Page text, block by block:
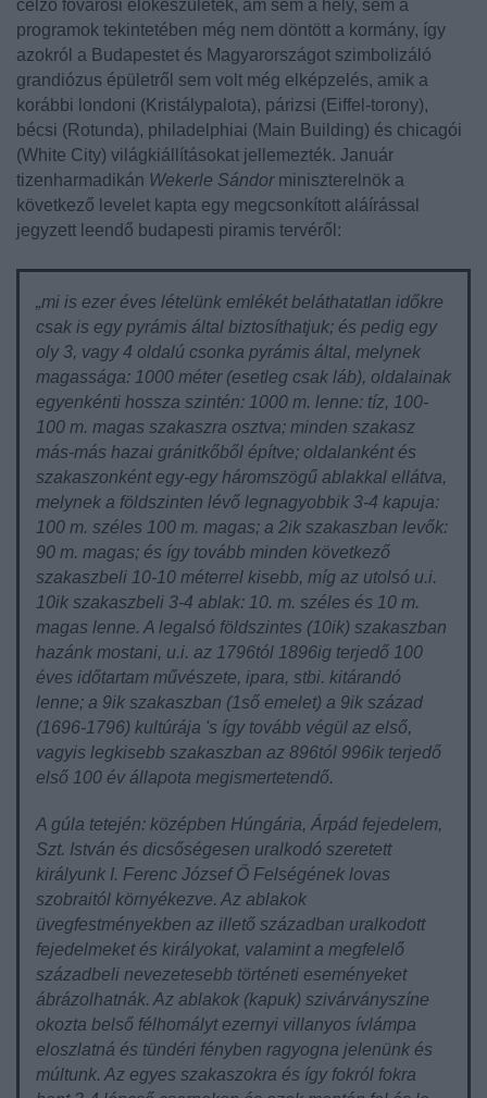
célzó fővárosi előkészületek, ám sem a hely, sem a
programok tekintetében még nem döntött a kormány, így
azokról a Budapestet és Magyarországot szimbolizáló
grandiózus épületről sem volt még elképzelés, amik a
korábbi londoni (Kristálypalota), párizsi (Eiffel-torony),
bécsi (Rotunda), philadelphiai (Main Building) és chicagói
(White City) világkiállításokat jellemezték. Január
tizenharmadikán Wekerle Sándorminiszterelnök a
következő levelet kapta egy megcsonkított aláírással
jegyzett leendő budapesti piramis tervéről:
„mi is ezer éves lételünk emlékét beláthatatlan időkre
csak is egy pyrámis által biztosíthatjuk; és pedig egy
oly 3, vagy 4 oldalú csonka pyrámis által, melynek
magassága: 1000 méter (esetleg csak láb), oldalainak
egyenkénti hossza szintén: 1000 m. lenne: tíz, 100-
100 m. magas szakaszra osztva; minden szakasz
más-más hazai gránitkőből építve; oldalanként és
szakaszonként egy-egy háromszögű ablakkal ellátva,
melynek a földszinten lévő legnagyobbik 3-4 kapuja:
100 m. széles 100 m. magas; a 2ik szakaszban levők:
90 m. magas; és így tovább minden következő
szakaszbeli 10-10 méterrel kisebb, míg az utolsó u.i.
10ik szakaszbeli 3-4 ablak: 10. m. széles és 10 m.
magas lenne. A legalsó földszintes (10ik) szakaszban
hazánk mostani, u.i. az 1796tól 1896ig terjedő 100
éves időtartam művészete, ipara, stbi. kitárandó
lenne; a 9ik szakaszban (1ső emelet) a 9ik század
(1696-1796) kultúrája 's így tovább végül az első,
vagyis legkisebb szakaszban az 896tól 996ik terjedő
első 100 év állapota megismertetendő.
A gúla tetején: középben Húngária, Árpád fejedelem,
Szt. István és dicsőségesen uralkodó szeretett
királyunk I. Ferenc József Ő Felségének lovas
szobraitól környékezve. Az ablakok
üvegfestményekben az illető században uralkodott
fejedelmeket és királyokat, valamint a megfelelő
századbeli nevezetesebb történeti eseményeket
ábrázolhatnák. Az ablakok (kapuk) szivárványszíne
okozta belső félhomályt ezernyi villanyos ívlámpa
eloszlatná és tündéri fényben ragyogna jelenünk és
múltunk. Az egyes szakaszokra és így fokról fokra